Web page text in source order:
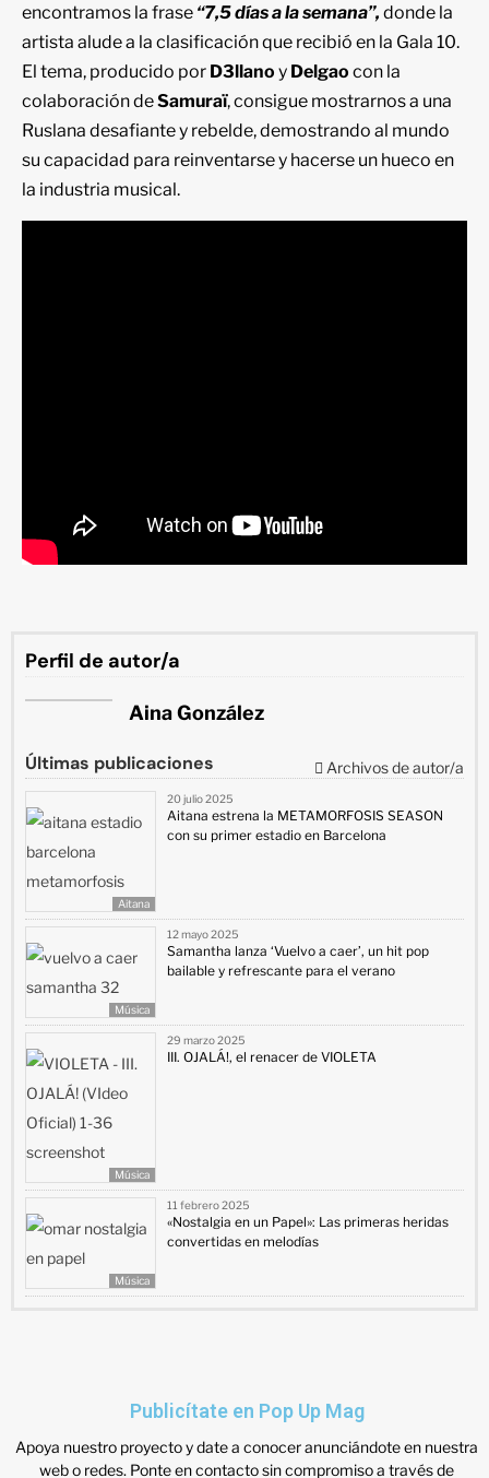
encontramos la frase “7,5 días a la semana”, donde la
artista alude a la clasificación que recibió en la Gala 10.
El tema, producido por D3llano y Delgao con la
colaboración deSamuraï, consigue mostrarnos a una
Ruslana desafiante y rebelde, demostrando al mundo
su capacidad para reinventarse y hacerse un hueco en
la industria musical.
Perfil de autor/a
Aina González
Últimas publicaciones Archivos de autor/a
Aitana
20 julio 2025
Aitana estrena la METAMORFOSIS SEASON
con su primer estadio en Barcelona
Música
12 mayo 2025
Samantha lanza ‘Vuelvo a caer’, un hit pop
bailable y refrescante para el verano
Música
29 marzo 2025
III. OJALÁ!, el renacer de VIOLETA
Música
11 febrero 2025
«Nostalgia en un Papel»: Las primeras heridas
convertidas en melodías
Publicítate en Pop Up Mag
Apoya nuestro proyecto y date a conocer anunciándote en nuestra
web o redes. Ponte en contacto sin compromiso a través de